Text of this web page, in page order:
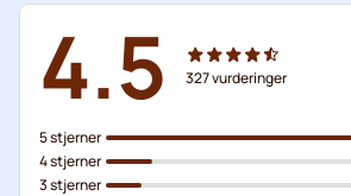
4.5 327vurderinger
5 stjerner
4 stjerner
3 stjerner